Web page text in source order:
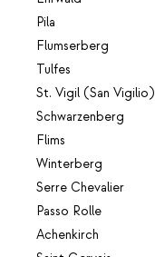
Pila
Flumserberg
Tulfes
St. Vigil (San Vigilio)
Schwarzenberg
Flims
Winterberg
Serre Chevalier
Passo Rolle
Achenkirch